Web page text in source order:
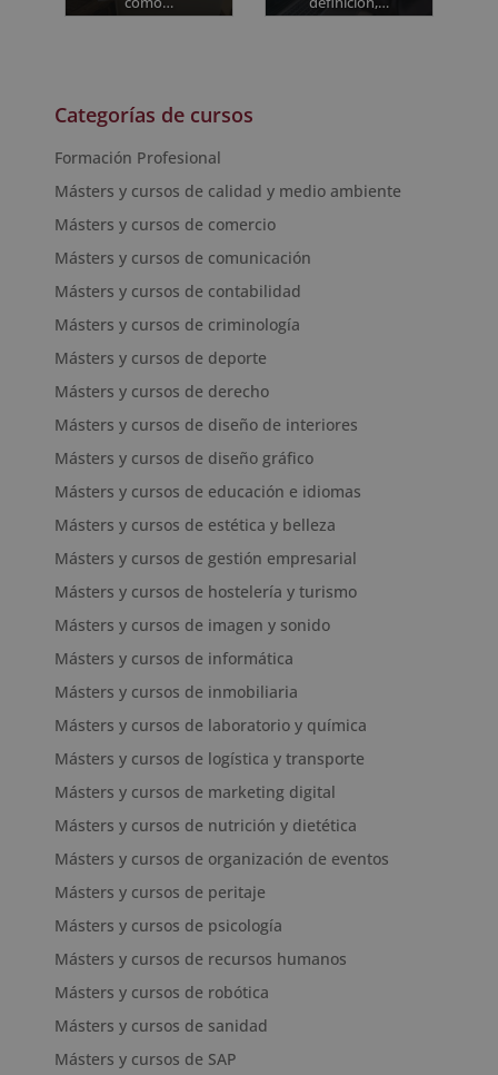
Categorías de cursos
Formación Profesional
Másters y cursos de calidad y medio ambiente
Másters y cursos de comercio
Másters y cursos de comunicación
Másters y cursos de contabilidad
Másters y cursos de criminología
Másters y cursos de deporte
Másters y cursos de derecho
Másters y cursos de diseño de interiores
Másters y cursos de diseño gráfico
Másters y cursos de educación e idiomas
Másters y cursos de estética y belleza
Másters y cursos de gestión empresarial
Másters y cursos de hostelería y turismo
Másters y cursos de imagen y sonido
Másters y cursos de informática
Másters y cursos de inmobiliaria
Másters y cursos de laboratorio y química
Másters y cursos de logística y transporte
Másters y cursos de marketing digital
Másters y cursos de nutrición y dietética
Másters y cursos de organización de eventos
Másters y cursos de peritaje
Másters y cursos de psicología
Másters y cursos de recursos humanos
Másters y cursos de robótica
Másters y cursos de sanidad
Másters y cursos de SAP